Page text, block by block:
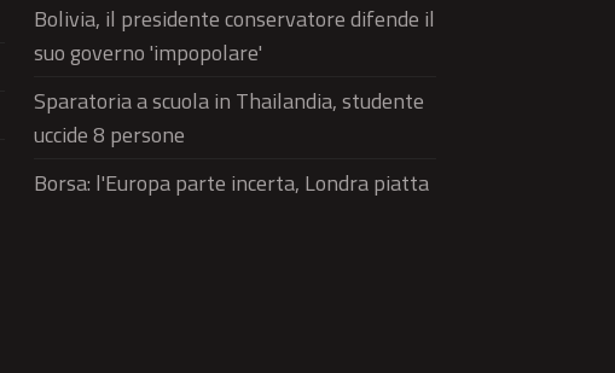
Bolivia, il presidente conservatore difende il
suo governo 'impopolare'
Sparatoria a scuola in Thailandia, studente
uccide 8 persone
Borsa: l'Europa parte incerta, Londra piatta